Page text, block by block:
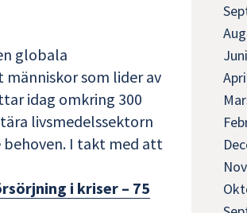
globala
som lider av
idag omkring 300
livsmedelssektorn
I takt med att
i kriser – 75